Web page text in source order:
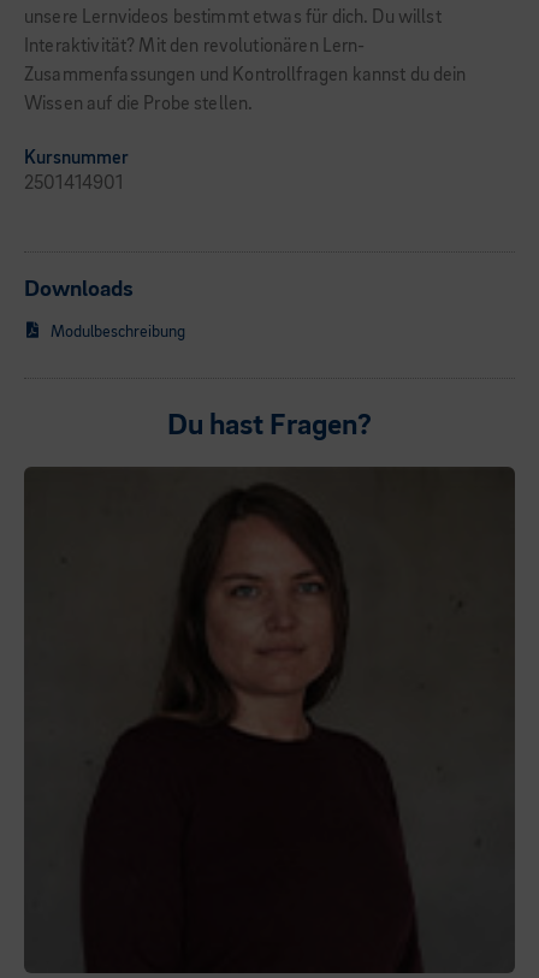
unsere Lernvideos bestimmt etwas für dich. Du willst
Interaktivität? Mit den revolutionären Lern-
Zusammenfassungen und Kontrollfragen kannst du dein
Wissen auf die Probe stellen.
Kursnummer
2501414901
Downloads
Modulbeschreibung
Du hast Fragen?